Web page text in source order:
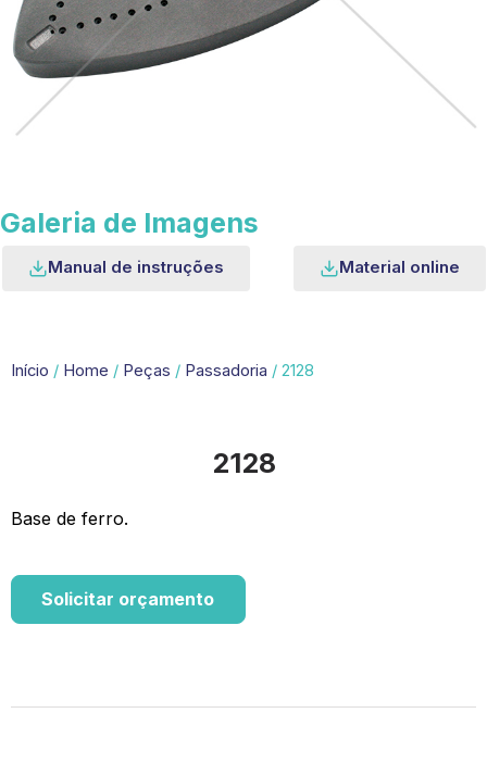
Galeria de Imagens
Manual de instruções Material online
Início / Home / Peças / Passadoria / 2128
2128
Base de ferro.
Solicitar orçamento